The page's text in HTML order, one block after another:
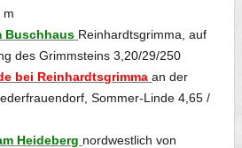
m
Buschhaus Reinhardtsgrimma, auf
des Grimmsteins 3,20/29/250
bei Reinhardtsgrimma an der
Sommer-Linde 4,65 /
Heideberg nordwestlich von